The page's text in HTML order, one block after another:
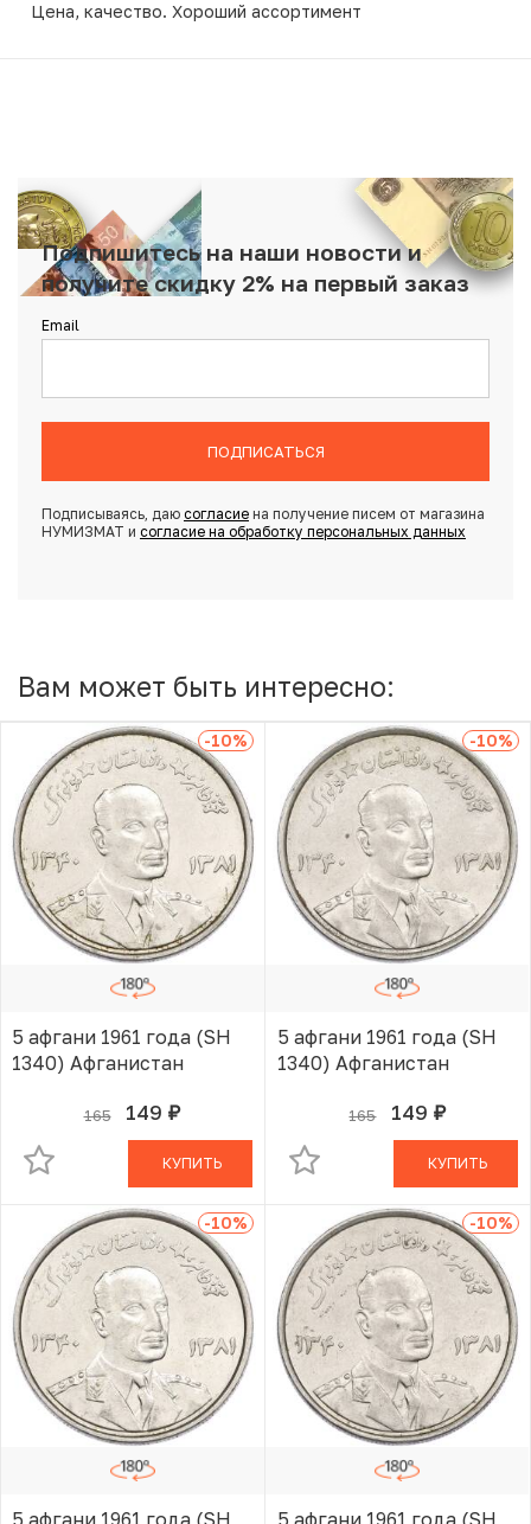
Цена, качество. Хороший ассортимент
Подпишитесь на наши новости и
получите скидку 2% на первый заказ
Email
ПОДПИСАТЬСЯ
Подписываясь, даю согласиена получение писем от магазина
НУМИЗМАТ и согласие на обработку персональных данных
Вам может быть интересно:
-10%
5 афгани 1961 года (SH
1340) Афганистан
165 149 руб.
В КОРЗИНЕ
КУПИТЬ
-10%
5 афгани 1961 года (SH
1340) Афганистан
165 149 руб.
В КОРЗИНЕ
КУПИТЬ
-10%
5 афгани 1961 года (SH
-10%
5 афгани 1961 года (SH